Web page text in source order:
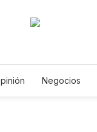
Negocios